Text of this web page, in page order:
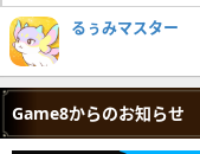
るぅみマスター
Game8からのお知らせ